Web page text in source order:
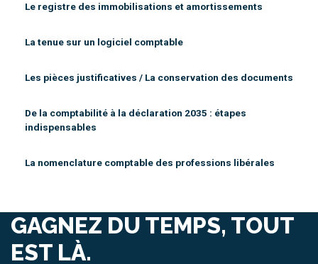
Le registre des immobilisations et amortissements
La tenue sur un logiciel comptable
Les pièces justificatives / La conservation des documents
De la comptabilité à la déclaration 2035 : étapes
indispensables
La nomenclature comptable des professions libérales
GAGNEZ DU TEMPS, TOUT
EST LÀ.